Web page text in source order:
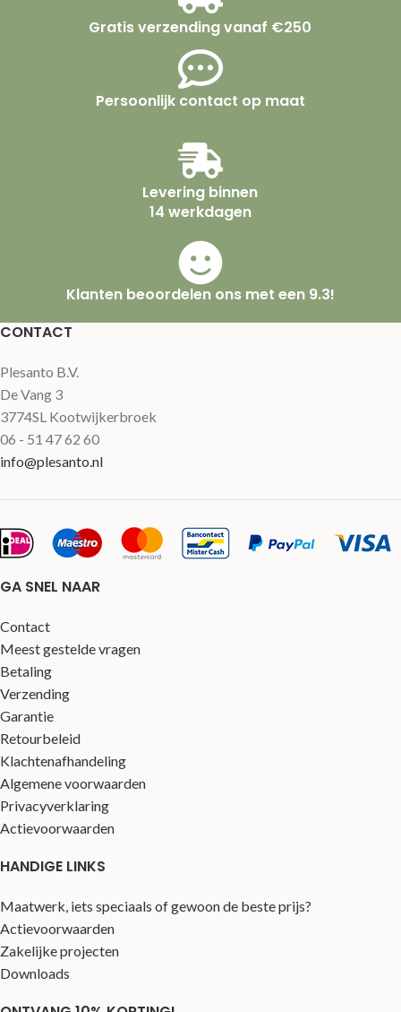
Gratis verzending vanaf €250
Persoonlijk contact op maat
Levering binnen
14 werkdagen
Klanten beoordelen ons met een 9.3!
CONTACT
Plesanto B.V.
De Vang 3
3774SL Kootwijkerbroek
06 - 51 47 62 60
info@plesanto.nl
GA SNEL NAAR
Contact
Meest gestelde vragen
Betaling
Verzending
Garantie
Retourbeleid
Klachtenafhandeling
Algemene voorwaarden
Privacyverklaring
Actievoorwaarden
HANDIGE LINKS
Maatwerk, iets speciaals of gewoon de beste prijs?
Actievoorwaarden
Zakelijke projecten
Downloads